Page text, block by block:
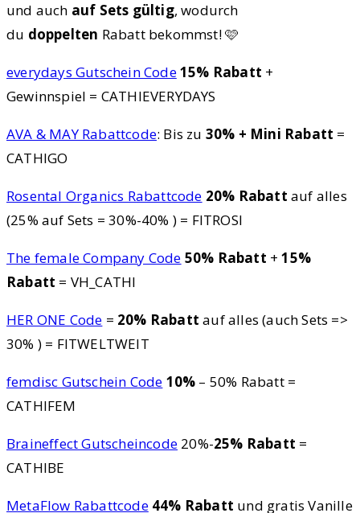
und auch auf Sets gültig, wodurch
du doppelten Rabatt bekommst! 🩷
everydays Gutschein Code15% Rabatt +
Gewinnspiel = CATHIEVERYDAYS
AVA & MAY Rabattcode: Bis zu 30% + Mini Rabatt =
CATHIGO
Rosental Organics Rabattcode 20% Rabatt auf alles
(25% auf Sets = 30%-40% ) = FITROSI
The female Company Code 50% Rabatt +15%
Rabatt = VH_CATHI
HER ONE Code = 20% Rabatt auf alles (auch Sets =>
30% ) = FITWELTWEIT
femdisc Gutschein Code 10% – 50% Rabatt =
CATHIFEM
Braineffect Gutscheincode 20%-25% Rabatt =
CATHIBE
MetaFlow Rabattcode 44% Rabatt und gratis Vanille